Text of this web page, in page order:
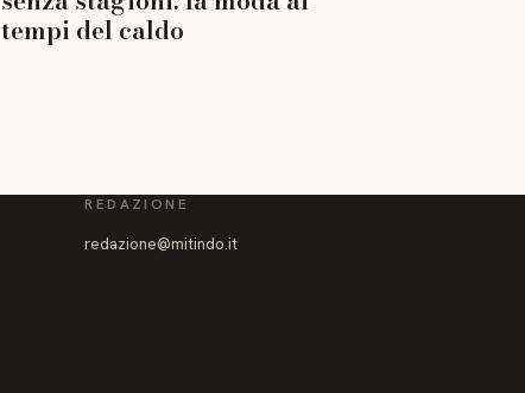
tempi del caldo
REDAZIONE
redazione@mitindo.it